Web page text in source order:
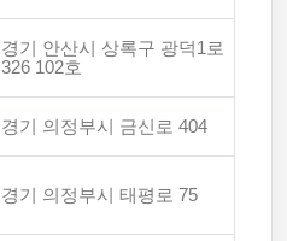
경기 안산시 상록구 광덕1로
326 102호
경기 의정부시 금신로 404
경기 의정부시 태평로 75